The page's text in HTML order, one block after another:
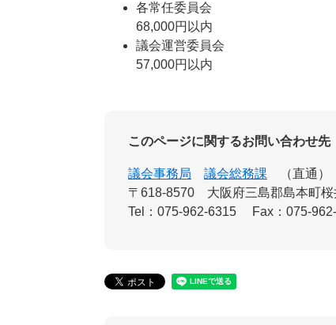
各常任委員会
68,000円以内
議会運営委員会
57,000円以内
このページに関するお問い合わせ先
議会事務局 議会総務課
直通
〒618-8570
大阪府三島郡島本町
Tel：075-962-6315
Fax：075-